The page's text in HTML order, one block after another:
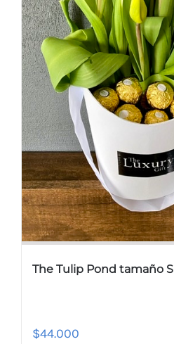
The Tulip Pond tamaño S
$44.000